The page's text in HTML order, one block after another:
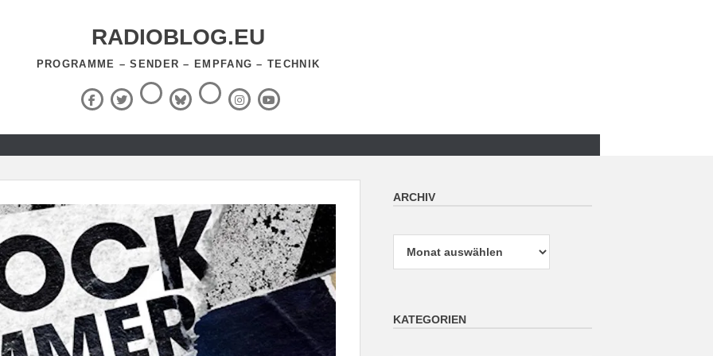
RADIOBLOG.EU
PROGRAMME – SENDER – EMPFANG – TECHNIK
Facebook
X
(Twitter)
ThreadsBlueSky
RSS-
Feed InstagramYouTube
ARCHIV
KATEGORIEN